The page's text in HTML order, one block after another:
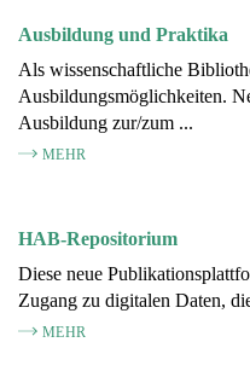
Ausbildung und Praktika
Als wissenschaftliche
Ausbildungsmöglichkeiten.
Ausbildung zur/zum ...
MEHR
HAB-Repositorium
Diese neue
Zugang zu digitalen Daten,
MEHR